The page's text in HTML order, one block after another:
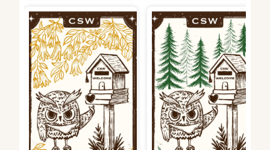
文學院：印度黃檀–M5庭院的
代表性植物，而且生生不息。
本來的生病了，是用它的根再
去培育新的，象徵生命的韌
性、人文的底蘊。
電資學院：水杉-電資系館鄰近
水杉道，有健康、安全、智慧
等意涵。